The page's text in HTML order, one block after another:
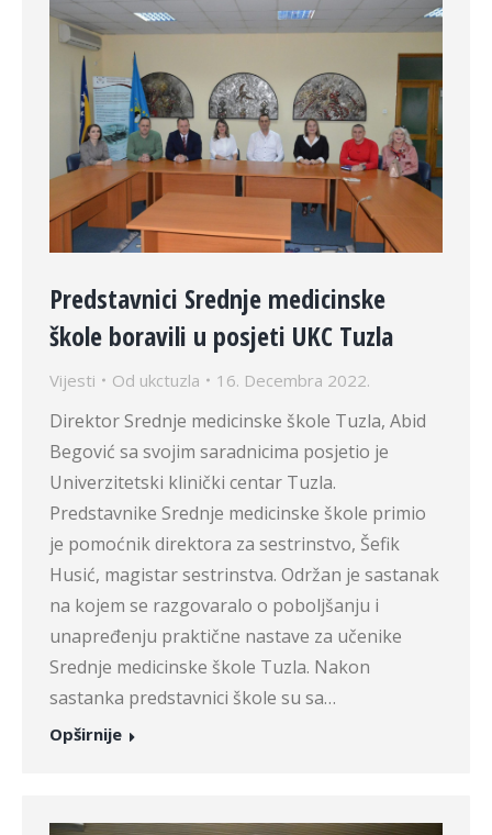
Predstavnici Srednje medicinske
škole boravili u posjeti UKC Tuzla
Vijesti Od ukctuzla 16. Decembra 2022.
Direktor Srednje medicinske škole Tuzla, Abid
Begović sa svojim saradnicima posjetio je
Univerzitetski klinički centar Tuzla.
Predstavnike Srednje medicinske škole primio
je pomoćnik direktora za sestrinstvo, Šefik
Husić, magistar sestrinstva. Održan je sastanak
na kojem se razgovaralo o poboljšanju i
unapređenju praktične nastave za učenike
Srednje medicinske škole Tuzla. Nakon
sastanka predstavnici škole su sa…
Opširnije